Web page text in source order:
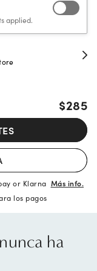
applied.
$285
or Klarna Más info.
los pagos
ha